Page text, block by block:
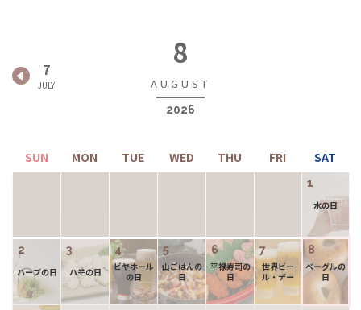
8
2026
7
1
水の日
2
ハーブの日
3
ハモの日
4
ビヤホール
の日
5
山ごはんの
日
6
平禄寿司の
日
7
世界ビー
ル・デー
8
ベーグルの
日